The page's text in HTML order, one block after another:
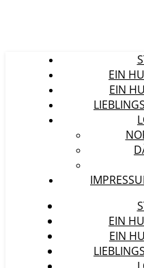
EIN
EIN
EIN
EIN